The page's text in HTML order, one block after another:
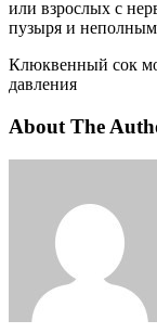
или взрослых с
пузыря и
Клюквенный сок
давления
About The